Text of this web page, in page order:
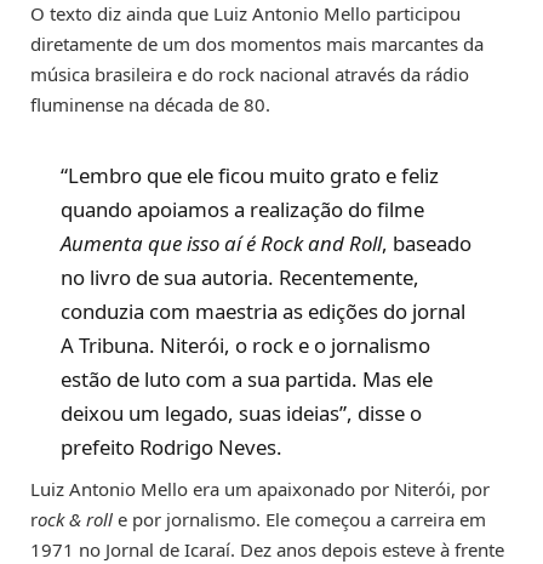
O texto diz ainda que Luiz Antonio Mello participou
diretamente de um dos momentos mais marcantes da
música brasileira e do rock nacional através da rádio
fluminense na década de 80.
“Lembro que ele ficou muito grato e feliz
quando apoiamos a realização do filme
Aumenta que isso aí é Rock and Roll, baseado
no livro de sua autoria. Recentemente,
conduzia com maestria as edições do jornal
A Tribuna. Niterói, o rock e o jornalismo
estão de luto com a sua partida. Mas ele
deixou um legado, suas ideias”, disse o
prefeito Rodrigo Neves.
Luiz Antonio Mello era um apaixonado por Niterói, por
rock & roll e por jornalismo. Ele começou a carreira em
1971 no Jornal de Icaraí. Dez anos depois esteve à frente